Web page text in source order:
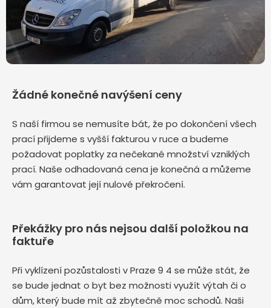
Žádné konečné navýšení ceny
S naší firmou se nemusíte bát, že po dokončení všech
prací přijdeme s vyšší fakturou v ruce a budeme
požadovat poplatky za nečekané množství vzniklých
prací. Naše odhadovaná cena je konečná a můžeme
vám garantovat její nulové překročení.
Překážky pro nás nejsou další položkou na
faktuře
Při vyklízení pozůstalosti v Praze 9 4 se může stát, že
se bude jednat o byt bez možnosti využít výtah či o
dům, který bude mít až zbytečně moc schodů. Naši